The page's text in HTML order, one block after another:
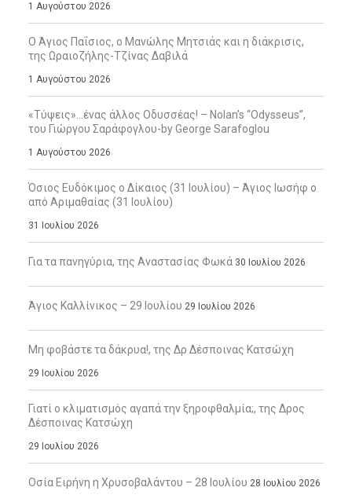
1 Αυγούστου 2026
Ο Άγιος Παΐσιος, ο Μανώλης Μητσιάς και η διάκρισις,
της Ωραιοζήλης-Τζίνας Δαβιλά
1 Αυγούστου 2026
«Τύψεις»…ένας άλλος Οδυσσέας! – Nolan’s “Odysseus”,
του Γιώργου Σαράφογλου-by George Sarafoglou
1 Αυγούστου 2026
Όσιος Ευδόκιμος ο Δίκαιος (31 Ιουλίου) – Άγιος Ιωσήφ ο
από Αριμαθαίας (31 Ιουλίου)
31 Ιουλίου 2026
Για τα πανηγύρια, της Αναστασίας Φωκά 30 Ιουλίου 2026
Άγιος Καλλίνικος – 29 Ιουλίου 29 Ιουλίου 2026
Μη φοβάστε τα δάκρυα!, της Δρ Δέσποινας Κατσώχη
29 Ιουλίου 2026
Γιατί ο κλιματισμός αγαπά την ξηροφθαλμία;, της Δρος
Δέσποινας Κατσώχη
29 Ιουλίου 2026
Οσία Ειρήνη η Χρυσοβαλάντου – 28 Ιουλίου 28 Ιουλίου 2026